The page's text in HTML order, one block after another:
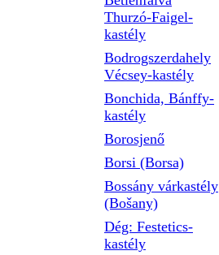
Thurzó-Faigel-
kastély
Bodrogszerdahely
Vécsey-kastély
Bonchida, Bánffy-
kastély
Borosjenő
Borsi (Borsa)
Bossány várkastély
(Bošany)
Dég: Festetics-
kastély